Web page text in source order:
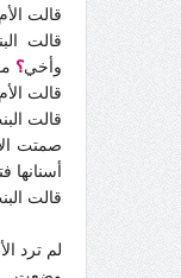
قالت
قالت
وأخي؟
قالت
قالت
صمتت
قالت
لم ترد